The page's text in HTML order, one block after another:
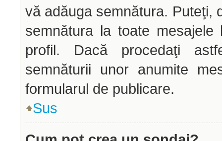
vă adăuga semnătura. Puteţi,
semnătura la toate mesajele
profil. Dacă procedaţi
semnăturii unor anumite
formularul de publicare.
Sus